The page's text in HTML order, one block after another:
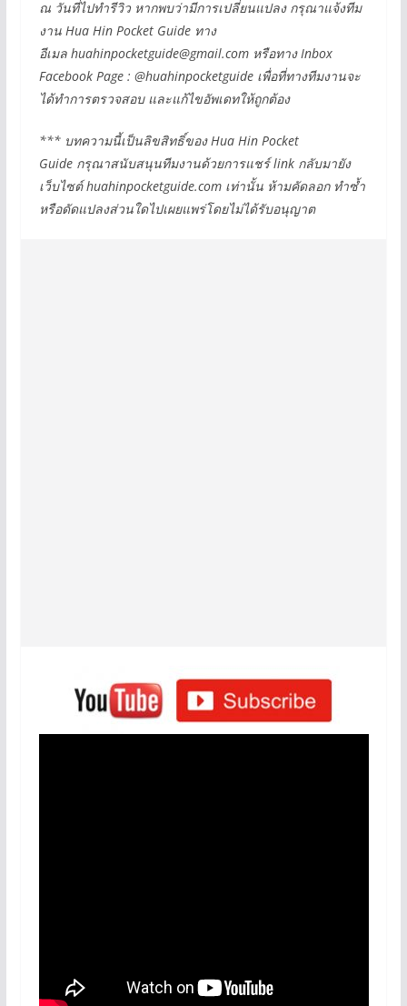
ณ วันที่ไปทำรีวิว หากพบว่ามีการเปลี่ยนแปลง กรุณาแจ้งทีม
งาน Hua Hin Pocket Guide ทาง
อีเมล huahinpocketguide@gmail.comหรือทาง Inbox
Facebook Page : @huahinpocketguide เพื่อที่ทางทีมงานจะ
ได้ทำการตรวจสอบ และแก้ไขอัพเดทให้ถูกต้อง
*** บทความนี้เป็นลิขสิทธิ์ของ Hua Hin Pocket
Guide กรุณาสนับสนุนทีมงานด้วยการแชร์ link กลับมายัง
เว็บไซต์ huahinpocketguide.com เท่านั้น ห้ามคัดลอก ทำซ้ำ
หรือดัดแปลงส่วนใดไปเผยแพร่โดยไม่ได้รับอนุญาต